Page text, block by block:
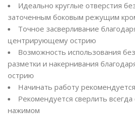
Идеально круглые отверстия
заточенным боковым режущим
Точное засверливание
центрирующему острию
Возможность использования
разметки и накернивания
острию
Начинать работу
Рекомендуется сверлить
нажимом